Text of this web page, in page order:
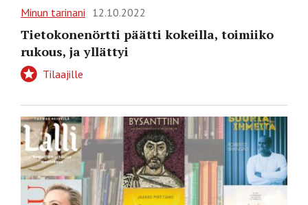
Minun tarinani 12.10.2022
Tietokonenörtti päätti kokeilla, toimiiko
rukous, ja yllättyi
Tilaajille